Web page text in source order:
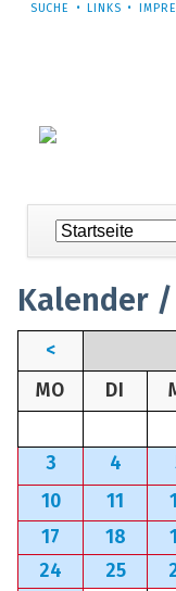
NAVIGATION
SUCHE LINKS
Navigation
überspringen
Kalender
<
MO NTAGDI
3
4
10
11
17
18
24
25